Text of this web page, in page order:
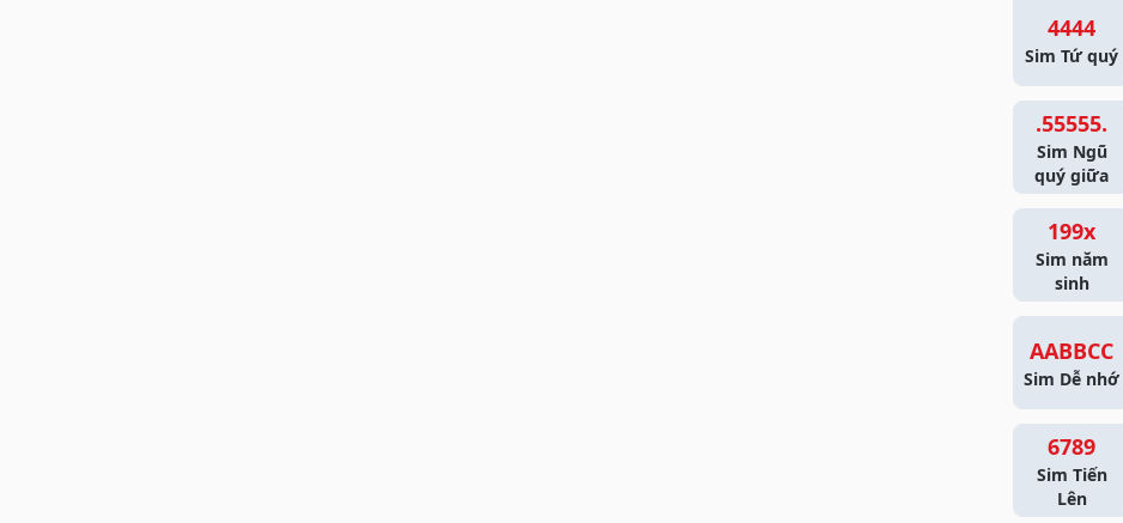
4444
Sim Tứ quý
.55555.
Sim Ngũ
quý giữa
199x
Sim năm
sinh
AABBCC
Sim Dễ nhớ
6789
Sim Tiến
Lên